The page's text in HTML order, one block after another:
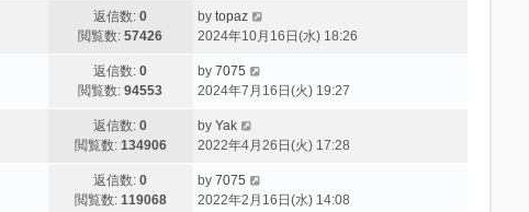
返信数:0
閲覧数:57426
by topaz
2024年10月16日(水) 18:26
返信数:0
閲覧数:94553
by 7075
2024年7月16日(火) 19:27
返信数:0
閲覧数: 134906
by Yak
2022年4月26日(火) 17:28
返信数:0
閲覧数: 119068
by 7075
2022年2月16日(水) 14:08